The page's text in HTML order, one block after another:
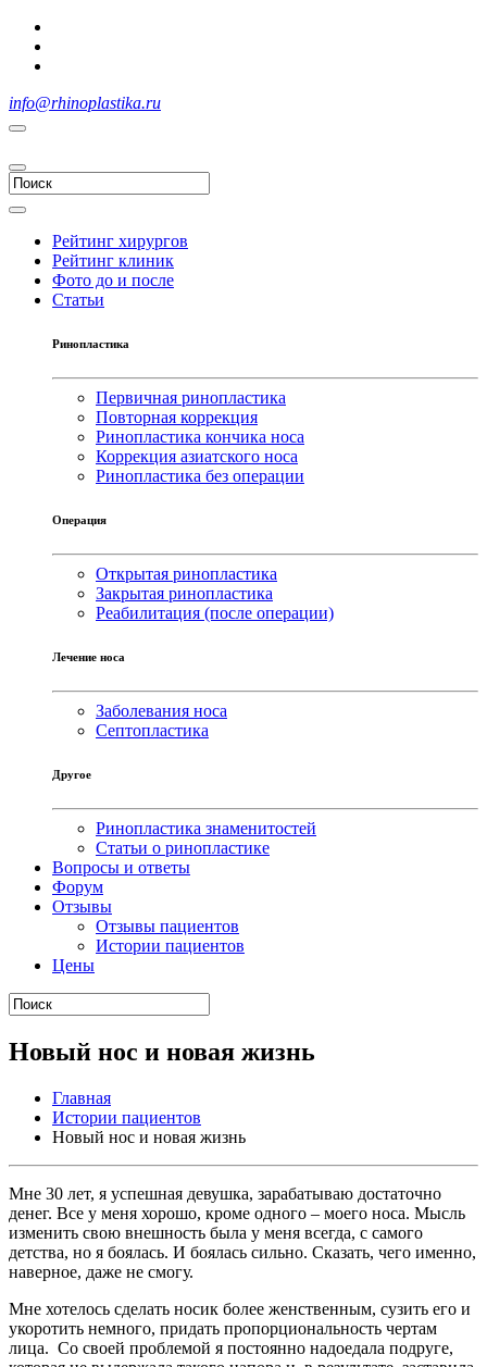
info@rhinoplastika.ru
Рейтинг хирургов
Рейтинг клиник
Фото до и после
Статьи
Ринопластика
Первичная ринопластика
Повторная коррекция
Ринопластика кончика носа
Коррекция азиатского носа
Ринопластика без операции
Операция
Открытая ринопластика
Закрытая ринопластика
Реабилитация (после операции)
Лечение носа
Заболевания носа
Септопластика
Другое
Ринопластика знаменитостей
Статьи о ринопластике
Вопросы и ответы
Форум
Отзывы
Отзывы пациентов
Истории пациентов
Цены
Новый нос и новая жизнь
Главная
Истории пациентов
Новый нос и новая жизнь
Мне 30 лет, я успешная девушка, зарабатываю достаточно
денег. Все у меня хорошо, кроме одного – моего носа. Мысль
изменить свою внешность была у меня всегда, с самого
детства, но я боялась. И боялась сильно. Сказать, чего именно,
наверное, даже не смогу.
Мне хотелось сделать носик более женственным, сузить его и
укоротить немного, придать пропорциональность чертам
лица. Со своей проблемой я постоянно надоедала подруге,